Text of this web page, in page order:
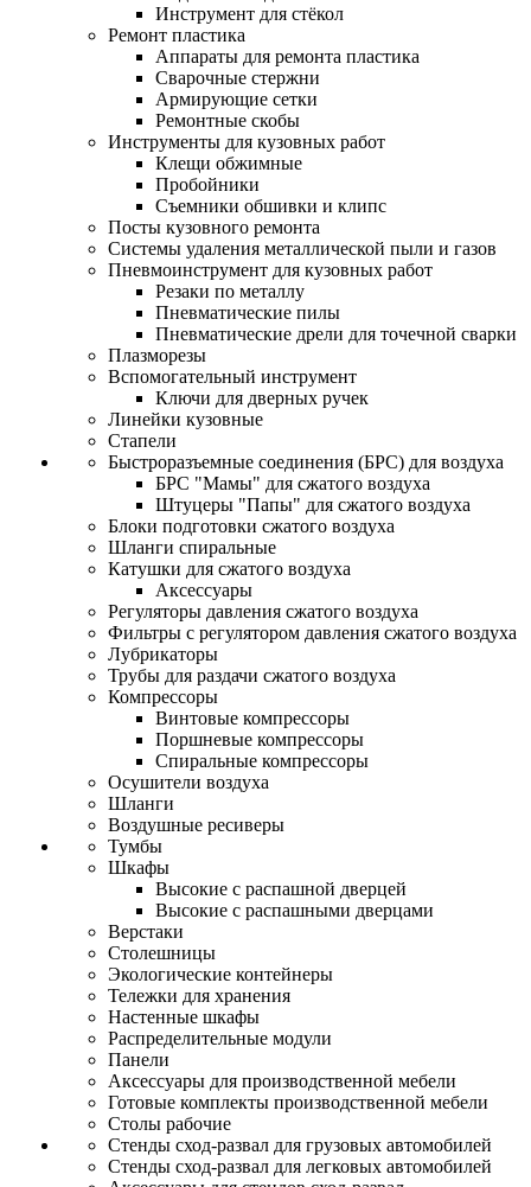
Инструмент для стёкол
Ремонт пластика
Аппараты для ремонта пластика
Сварочные стержни
Армирующие сетки
Ремонтные скобы
Инструменты для кузовных работ
Клещи обжимные
Пробойники
Съемники обшивки и клипс
Посты кузовного ремонта
Системы удаления металлической пыли и газов
Пневмоинструмент для кузовных работ
Резаки по металлу
Пневматические пилы
Пневматические дрели для точечной сварки
Плазморезы
Вспомогательный инструмент
Ключи для дверных ручек
Линейки кузовные
Стапели
Быстроразъемные соединения (БРС) для воздуха
БРС "Мамы" для сжатого воздуха
Штуцеры "Папы" для сжатого воздуха
Блоки подготовки сжатого воздуха
Шланги спиральные
Катушки для сжатого воздуха
Аксессуары
Регуляторы давления сжатого воздуха
Фильтры с регулятором давления сжатого воздуха
Лубрикаторы
Трубы для раздачи сжатого воздуха
Компрессоры
Винтовые компрессоры
Поршневые компрессоры
Спиральные компрессоры
Осушители воздуха
Шланги
Воздушные ресиверы
Тумбы
Шкафы
Высокие с распашной дверцей
Высокие с распашными дверцами
Верстаки
Столешницы
Экологические контейнеры
Тележки для хранения
Настенные шкафы
Распределительные модули
Панели
Аксессуары для производственной мебели
Готовые комплекты производственной мебели
Столы рабочие
Стенды сход-развал для грузовых автомобилей
Стенды сход-развал для легковых автомобилей